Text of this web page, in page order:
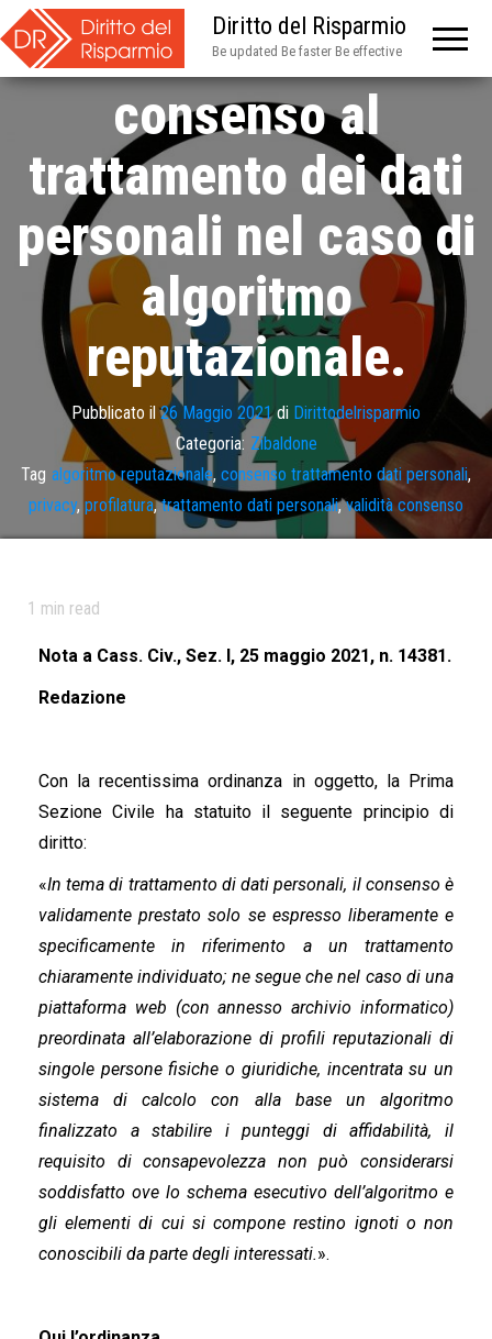
Diritto del Risparmio
Be updated Be faster Be effective
Validità del
consenso al
trattamento dei dati
personali nel caso di
algoritmo
reputazionale.
Pubblicato il26 Maggio 2021di Dirittodelrisparmio
Categoria: Zibaldone
Tag algoritmo reputazionale, consenso trattamento dati personali,
privacy, profilatura,trattamento dati personali,validità consenso
1 min read
Nota a Cass. Civ., Sez. I, 25 maggio 2021, n. 14381.
Redazione
Con la recentissima ordinanza in oggetto, la Prima
Sezione Civile ha statuito il seguente principio di
diritto:
«In tema di trattamento di dati personali, il consenso è
validamente prestato solo se espresso liberamente e
specificamente in riferimento a un trattamento
chiaramente individuato; ne segue che nel caso di una
piattaforma web (con annesso archivio informatico)
preordinata all’elaborazione di profili reputazionali di
singole persone fisiche o giuridiche, incentrata su un
sistema di calcolo con alla base un algoritmo
finalizzato a stabilire i punteggi di affidabilità, il
requisito di consapevolezza non può considerarsi
soddisfatto ove lo schema esecutivo dell’algoritmo e
gli elementi di cui si compone restino ignoti o non
conoscibili da parte degli interessati.».